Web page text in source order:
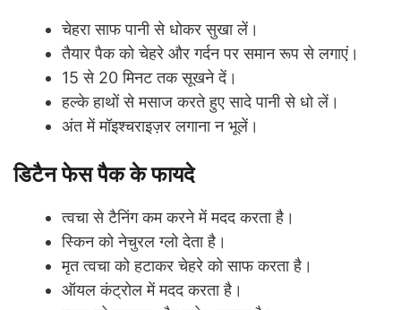
चेहरा साफ पानी से धोकर सुखा लें।
तैयार पैक को चेहरे और गर्दन पर समान रूप से लगाएं।
15 से 20 मिनट तक सूखने दें।
हल्के हाथों से मसाज करते हुए सादे पानी से धो लें।
अंत में मॉइश्चराइज़र लगाना न भूलें।
डिटैन फेस पैक के फायदे
त्वचा से टैनिंग कम करने में मदद करता है।
स्किन को नेचुरल ग्लो देता है।
मृत त्वचा को हटाकर चेहरे को साफ करता है।
ऑयल कंट्रोल में मदद करता है।